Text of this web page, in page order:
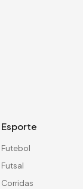
Esporte
Futebol
Futsal
Corridas